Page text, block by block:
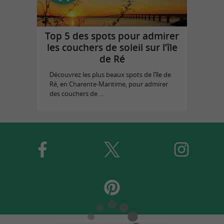
Top 5 des spots pour admirer
les couchers de soleil sur l’île
de Ré
Découvrez les plus beaux spots de l’île de
Ré, en Charente-Maritime, pour admirer
des couchers de ...